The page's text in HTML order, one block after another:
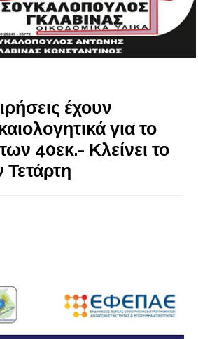
έχουν
για το
40εκ.- Κλείνει το